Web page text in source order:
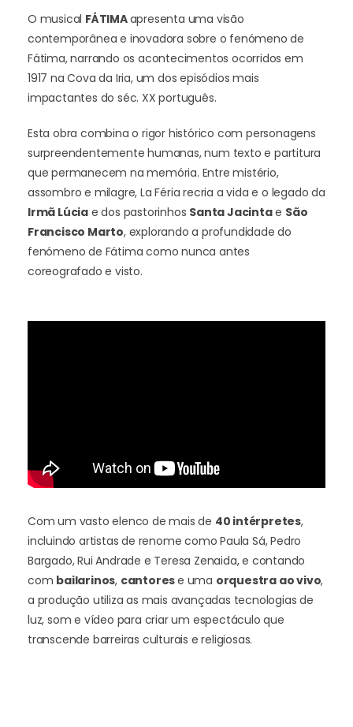
O musical FÁTIMAapresenta uma visão
contemporânea e inovadora sobre o fenómeno de
Fátima, narrando os acontecimentos ocorridos em
1917 na Cova da Iria, um dos episódios mais
impactantes do séc. XX português.
Esta obra combina o rigor histórico com personagens
surpreendentemente humanas, num texto e partitura
que permanecem na memória. Entre mistério,
assombro e milagre, La Féria recria a vida e o legado da
Irmã Lúcia e dos pastorinhos Santa Jacintae São
Francisco Marto, explorando a profundidade do
fenómeno de Fátima como nunca antes
coreografado e visto.
Com um vasto elenco de mais de 40 intérpretes,
incluindo artistas de renome como Paula Sá, Pedro
Bargado, Rui Andrade e Teresa Zenaida, e contando
com bailarinos, cantorese uma orquestra ao vivo,
a produção utiliza as mais avançadas tecnologias de
luz, som e vídeo para criar um espectáculo que
transcende barreiras culturais e religiosas.